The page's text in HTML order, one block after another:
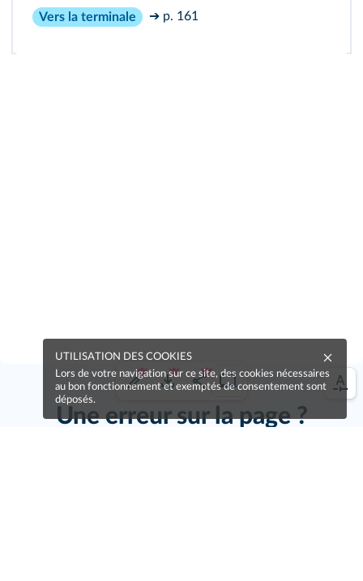
Vers la terminale
➔ p. 161
Une erreur sur la page ?
UTILISATION DES COOKIES
Lors de votre navigation sur ce site, des cookies nécessaires
au bon fonctionnement et exemptés de consentement sont
déposés.